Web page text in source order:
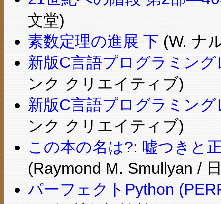
文堂)
素数定理の進展 下 (W. ナ
新版C言語プログラミン
ンク クリエイティブ)
新版C言語プログラミン
ンク クリエイティブ)
この本の名は?: 嘘つきと
(Raymond M. Smullyan /
パーフェクトPython